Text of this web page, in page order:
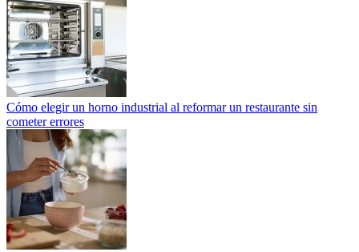
Cómo elegir un horno industrial al reformar un restaurante sin
cometer errores